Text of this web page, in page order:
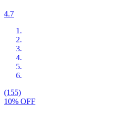
4.7
(155)
10% OFF